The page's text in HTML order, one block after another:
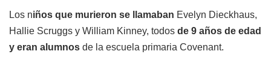
Los niños que murieron se llamaban Evelyn Dieckhaus,
Hallie Scruggs y William Kinney, todos de 9 años de edad
y eran alumnos de la escuela primaria Covenant.